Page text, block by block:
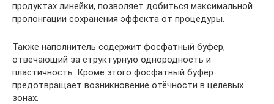
продуктах линейки, позволяет добиться максимальной
пролонгации сохранения эффекта от процедуры.
Также наполнитель содержит фосфатный буфер,
отвечающий за структурную однородность и
пластичность. Кроме этого фосфатный буфер
предотвращает возникновение отёчности в целевых
зонах.